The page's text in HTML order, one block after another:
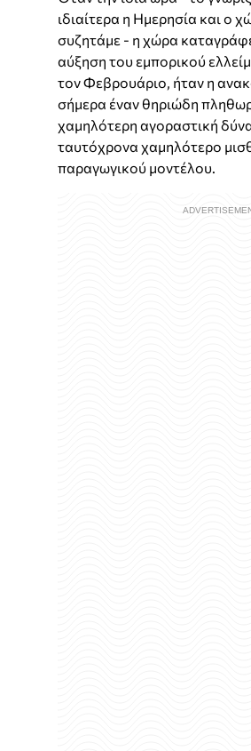
ιδιαίτερα η Ημερησία και ο
συζητάμε - η χώρα
αύξηση του εμπορικού
τον Φεβρουάριο, ήταν η
σήμερα έναν θηριώδη
χαμηλότερη αγοραστική
ταυτόχρονα χαμηλότερο
παραγωγικού μοντέλου.